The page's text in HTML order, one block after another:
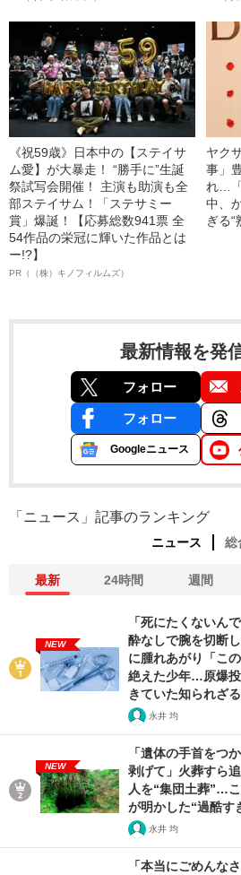
《祝59歳》日本中の【ステイサ
ム愛】が大暴走！ “勝手に”生誕
祭試写会開催！ 主演も助演も全
部ステイサム！「ステサミー
賞」爆誕！【応募総数941票 全
54作品の栄冠に輝いた作品とは
ー!?】
PR（（株）キノフィルムズ）
ヤク
事」
れ…
中、
ぎる“
最新情報を発
フォロー
フォロー
Googleニュース
「ニュース」記事のランキング
ニュース 総
最新 24時間 週間
NEW
「死にたくないん
酔なしで腕を切断
に腫れあがり「こ
絶えた少年…原爆
きていた知られざ
永井 均
NEW
「遺体の手首をつ
剥げて」火葬すら
人を“集団土葬”…
が明かした“過酷す
永井 均
「本当にごめんな